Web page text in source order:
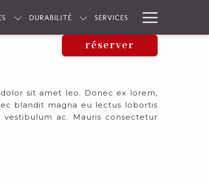
DURABILITÉ SERVICES
Menu
réserver
sit amet leo. Donec ex lorem,
blandit magna eu lectus lobortis
ac. Mauris consectetur